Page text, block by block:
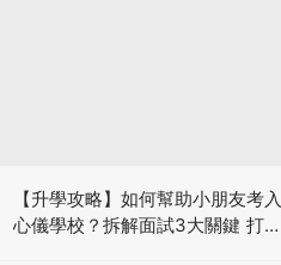
【升學攻略】如何幫助小朋友考入
心儀學校？拆解面試3大關鍵 打好